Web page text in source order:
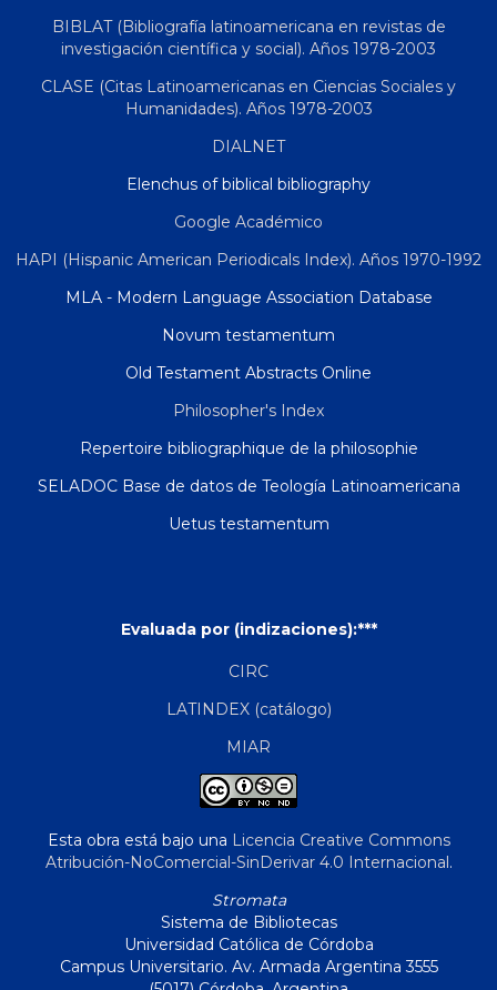
BIBLAT (Bibliografía latinoamericana en revistas de
investigación científica y social). Años 1978-2003
CLASE (Citas Latinoamericanas en Ciencias Sociales y
Humanidades). Años 1978-2003
DIALNET
Elenchus of biblical bibliography
Google Académico
HAPI (Hispanic American Periodicals Index). Años 1970-1992
MLA - Modern Language Association Database
Novum testamentum
Old Testament Abstracts Online
Philosopher's Index
Repertoire bibliographique de la philosophie
SELADOC Base de datos de Teología Latinoamericana
Uetus testamentum
Evaluada por (indizaciones):***
CIRC
LATINDEX (catálogo)
MIAR
Esta obra está bajo una Licencia Creative Commons
Atribución-NoComercial-SinDerivar 4.0 Internacional.
Stromata
Sistema de Bibliotecas
Universidad Católica de Córdoba
Campus Universitario. Av. Armada Argentina 3555